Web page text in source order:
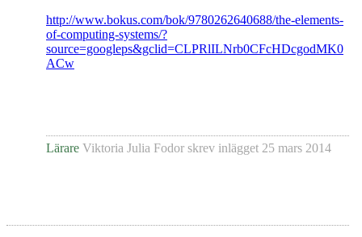
http://www.bokus.com/bok/9780262640688/the-elements-
of-computing-systems/?
source=googleps&gclid=CLPRlILNrb0CFcHDcgodMK0
ACw
Lärare Viktoria Julia Fodor skrev inlägget 25 mars 2014